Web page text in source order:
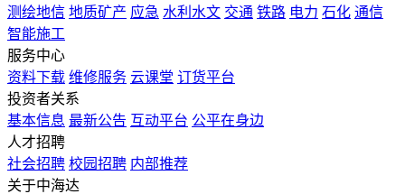
测绘地信 地质矿产 应急 水利水文 交通 铁路 电力 石化 通信
智能施工
服务中心
资料下载 维修服务 云课堂 订货平台
投资者关系
基本信息 最新公告 互动平台 公平在身边
人才招聘
社会招聘 校园招聘 内部推荐
关于中海达